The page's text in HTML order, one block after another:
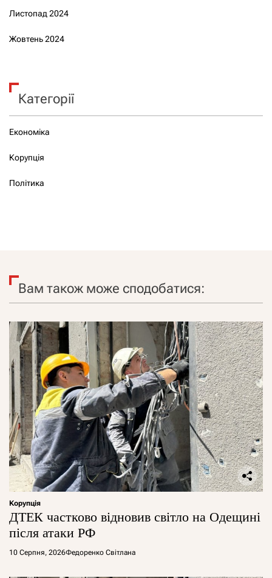
Листопад 2024
Жовтень 2024
Категорії
Економіка
Корупція
Політика
Вам також може сподобатися:
Корупція
ДТЕК частково відновив світло на Одещині
після атаки РФ
10 Серпня, 2026Федоренко Світлана